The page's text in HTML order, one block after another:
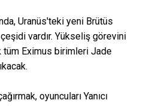
Uranüs'teki yeni Brütüs
vardır. Yükseliş görevini
tüm Eximus birimleri Jade
oyuncuları Yanıcı